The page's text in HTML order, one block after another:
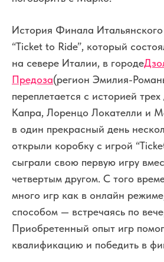
История Финала
“Ticket to Ride”, который
на севере Италии, в городе
Предоза(регион Эмилия-
переплетается с историей
Капра, Лоренцо Локателли и
в один прекрасный день
открыли коробку с игрой
сыграли свою первую игру
четвертым другом. С того
много игр как в онлайн
способом — встречаясь по
Приобретенный опыт игр
квалификацию и победить в